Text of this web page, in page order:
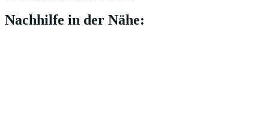
Nachhilfe in der Nähe: